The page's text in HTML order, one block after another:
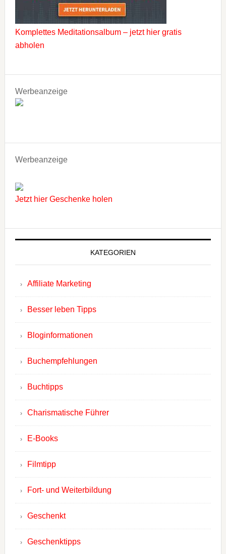
Komplettes Meditationsalbum – jetzt hier gratis
abholen
Werbeanzeige
Werbeanzeige
Jetzt hier Geschenke holen
KATEGORIEN
Affiliate Marketing
Besser leben Tipps
Bloginformationen
Buchempfehlungen
Buchtipps
Charismatische Führer
E-Books
Filmtipp
Fort- und Weiterbildung
Geschenkt
Geschenktipps